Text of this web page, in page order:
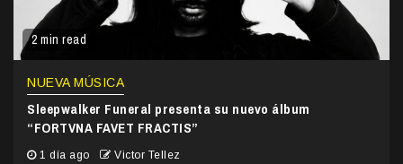
2 min read
NUEVA MÚSICA
Sleepwalker Funeral presenta su nuevo álbum
“FORTVNA FAVET FRACTIS”
1 día ago Victor Tellez